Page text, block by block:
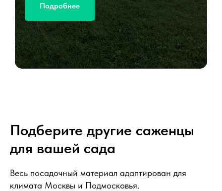
Подробнее
Подберите другие саженцы
для вашей сада
Весь посадочный материал адаптирован для
климата Москвы и Подмосковья.